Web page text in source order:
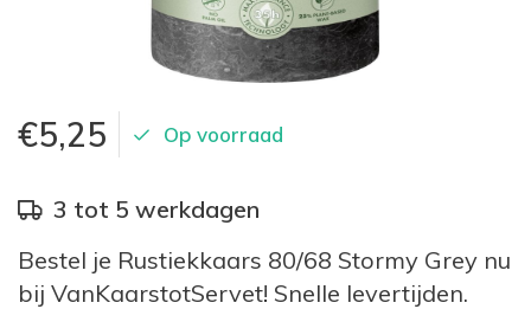
€5,25 Op voorraad
3 tot 5 werkdagen
Bestel je Rustiekkaars 80/68 Stormy Grey nu
bij VanKaarstotServet! Snelle levertijden.